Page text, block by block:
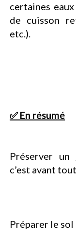
certaines
de cuisson
etc.).
✅ En résumé
Préserver un
c’est avant
Préparer le